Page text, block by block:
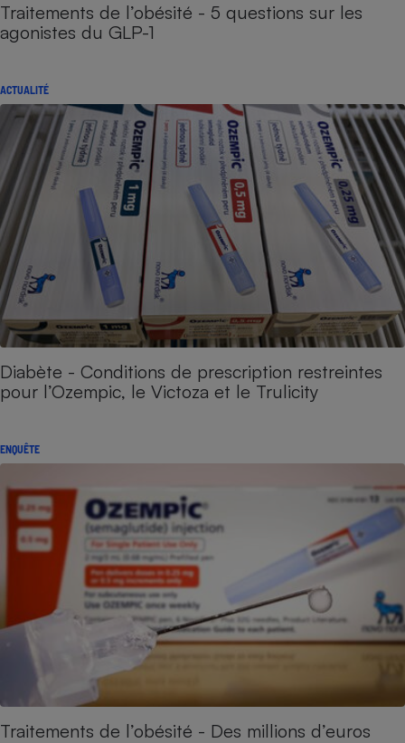
Traitements de l’obésité - 5 questions sur les
agonistes du GLP-1
ACTUALITÉ
Diabète - Conditions de prescription restreintes
pour l’Ozempic, le Victoza et le Trulicity
ENQUÊTE
Traitements de l’obésité - Des millions d’euros